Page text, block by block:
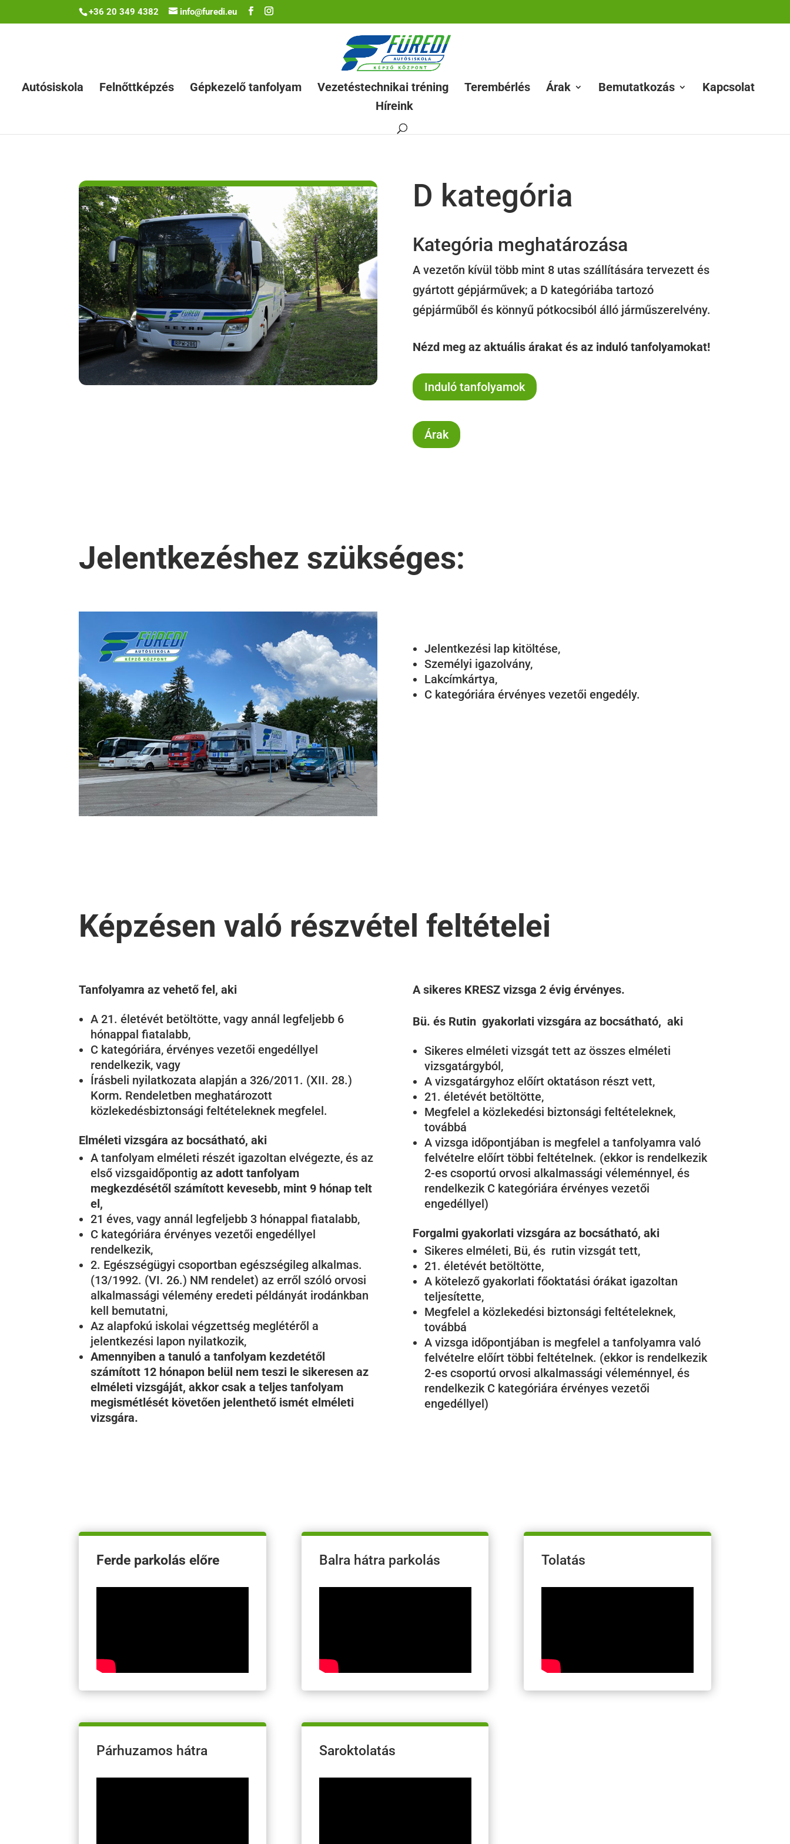
+36 20 349 4382 info@furedi.eu
Autósiskola Felnőttképzés Gépkezelő tanfolyam Vezetéstechnikai tréning Terembérlés Árak Bemutatkozás
Kapcsolat
Híreink
D kategória
Kategória meghatározása
A vezetőn kívül több mint 8 utas szállítására tervezett és
gyártott gépjárművek; a D kategóriába tartozó
gépjárműből és könnyű pótkocsiból álló járműszerelvény.
Nézd meg az aktuális árakat és az induló tanfolyamokat!
Induló tanfolyamok
Árak
Jelentkezéshez szükséges:
Jelentkezési lap kitöltése,
Személyi igazolvány,
Lakcímkártya,
C kategóriára érvényes vezetői engedély.
Képzésen való részvétel feltételei
Tanfolyamra az vehető fel, aki
A 21. életévét betöltötte, vagy annál legfeljebb 6
hónappal fiatalabb,
C kategóriára, érvényes vezetői engedéllyel
rendelkezik, vagy
Írásbeli nyilatkozata alapján a 326/2011. (XII. 28.)
Korm. Rendeletben meghatározott
közlekedésbiztonsági feltételeknek megfelel.
Elméleti vizsgára az bocsátható, aki
A tanfolyam elméleti részét igazoltan elvégezte, és az
első vizsgaidőpontig az adott tanfolyam
megkezdésétől számított kevesebb, mint 9 hónap telt
el,
21 éves, vagy annál legfeljebb 3 hónappal fiatalabb,
C kategóriára érvényes vezetői engedéllyel
rendelkezik,
2. Egészségügyi csoportban egészségileg alkalmas.
(13/1992. (VI. 26.) NM rendelet) az erről szóló orvosi
alkalmassági vélemény eredeti példányát irodánkban
kell bemutatni,
Az alapfokú iskolai végzettség meglétéről a
jelentkezési lapon nyilatkozik,
Amennyiben a tanuló a tanfolyam kezdetétől
számított 12 hónapon belül nem teszi le sikeresen az
elméleti vizsgáját, akkor csak a teljes tanfolyam
megismétlését követően jelenthető ismét elméleti
vizsgára.
A sikeres KRESZ vizsga 2 évig érvényes.
Bü. és Rutin gyakorlati vizsgára az bocsátható, aki
Sikeres elméleti vizsgát tett az összes elméleti
vizsgatárgyból,
A vizsgatárgyhoz előírt oktatáson részt vett,
21. életévét betöltötte,
Megfelel a közlekedési biztonsági feltételeknek,
továbbá
A vizsga időpontjában is megfelel a tanfolyamra való
felvételre előírt többi feltételnek. (ekkor is rendelkezik
2-es csoportú orvosi alkalmassági véleménnyel, és
rendelkezik C kategóriára érvényes vezetői
engedéllyel)
Forgalmi gyakorlati vizsgára az bocsátható, aki
Sikeres elméleti, Bü, és rutin vizsgát tett,
21. életévét betöltötte,
A kötelező gyakorlati főoktatási órákat igazoltan
teljesítette,
Megfelel a közlekedési biztonsági feltételeknek,
továbbá
A vizsga időpontjában is megfelel a tanfolyamra való
felvételre előírt többi feltételnek. (ekkor is rendelkezik
2-es csoportú orvosi alkalmassági véleménnyel, és
rendelkezik C kategóriára érvényes vezetői
engedéllyel)
Ferde parkolás előre Balra hátra parkolás Tolatás
Párhuzamos hátra Saroktolatás